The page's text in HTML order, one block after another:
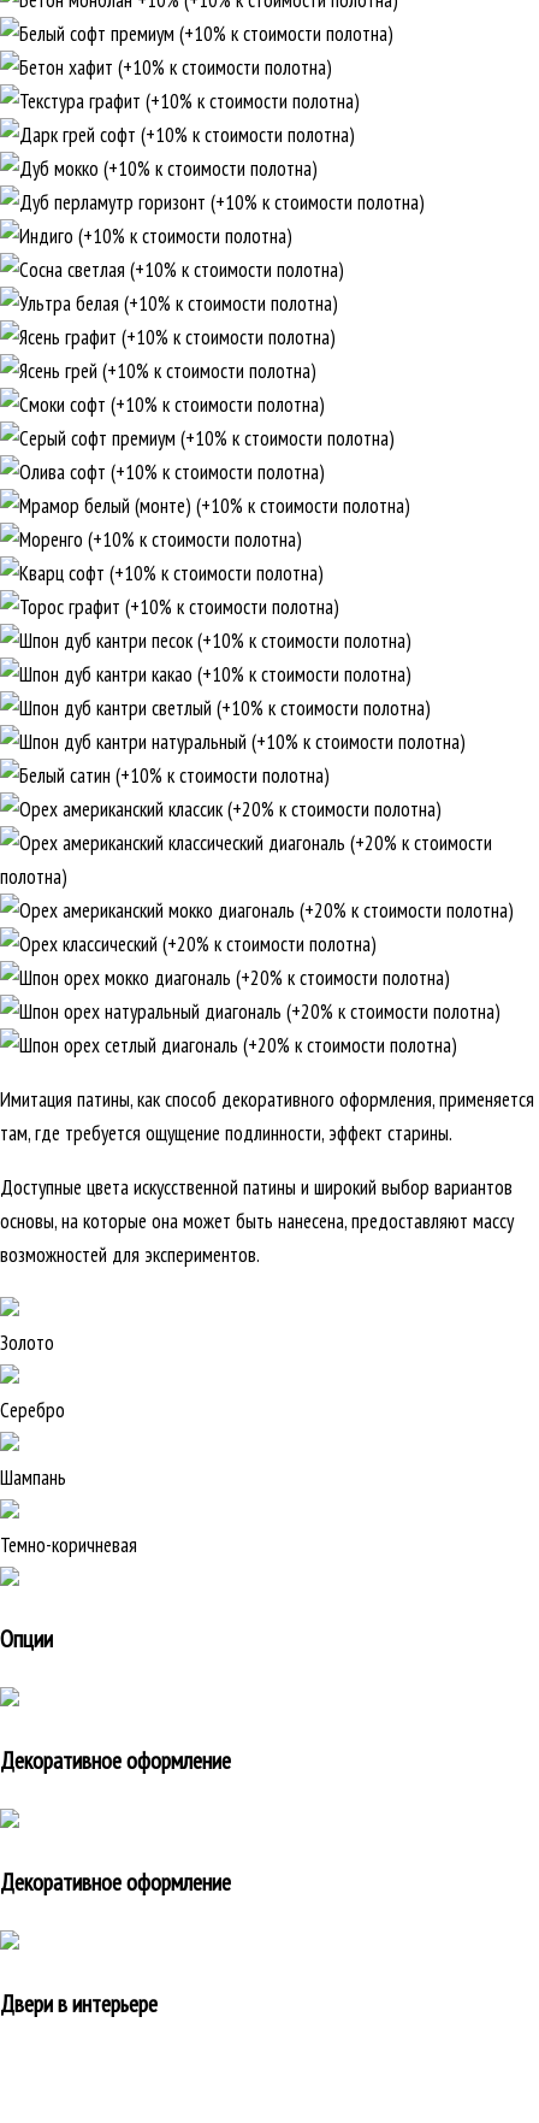
Имитация патины, как способ декоративного оформления, применяется
там, где требуется ощущение подлинности, эффект старины.
Доступные цвета искусственной патины и широкий выбор вариантов
основы, на которые она может быть нанесена, предоставляют массу
возможностей для экспериментов.
Золото
Серебро
Шампань
Темно-коричневая
Опции
Декоративное оформление
Декоративное оформление
Двери в интерьере